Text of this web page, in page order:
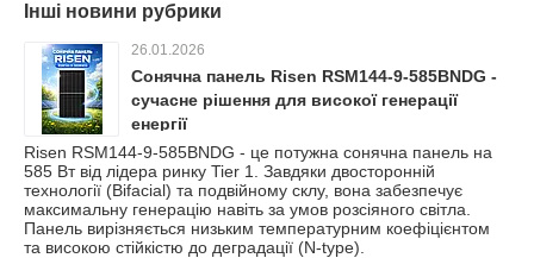
Інші новини рубрики
26.01.2026
Сонячна панель Risen RSM144-9-585BNDG -
сучасне рішення для високої генерації
енергії
Risen RSM144-9-585BNDG - це потужна сонячна панель на
585 Вт від лідера ринку Tier 1. Завдяки двосторонній
технології (Bifacial) та подвійному склу, вона забезпечує
максимальну генерацію навіть за умов розсіяного світла.
Панель вирізняється низьким температурним коефіцієнтом
та високою стійкістю до деградації (N-type).